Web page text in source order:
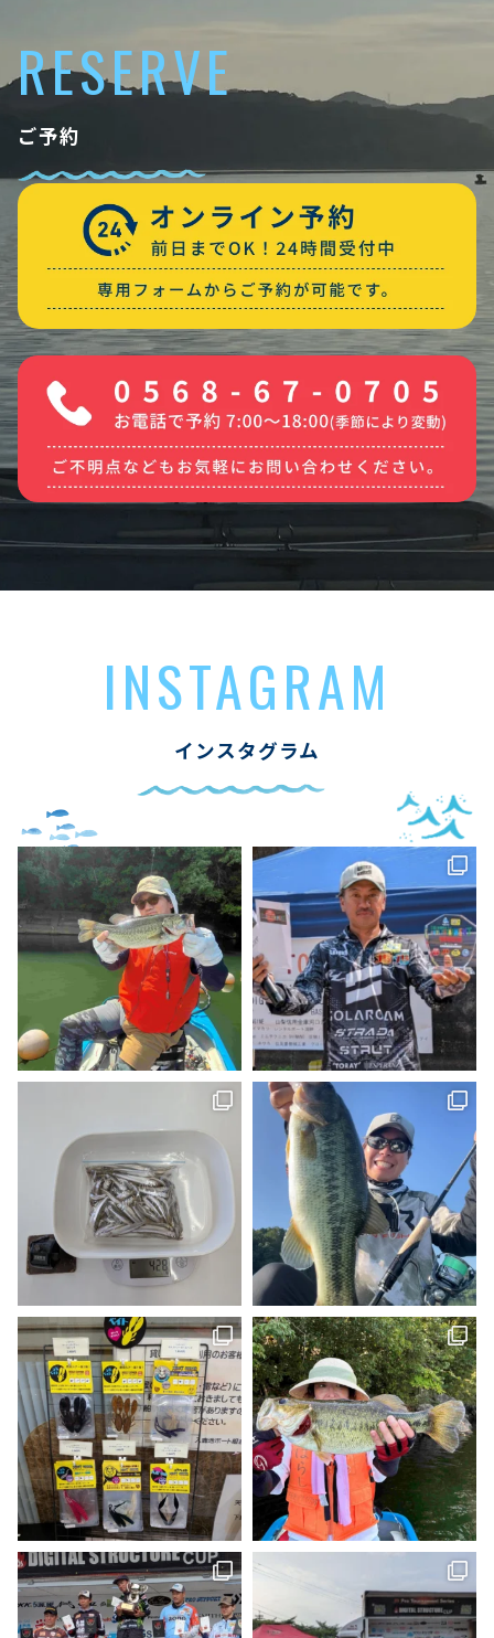
RESERVE
ご予約
INSTAGRAM
インスタグラム